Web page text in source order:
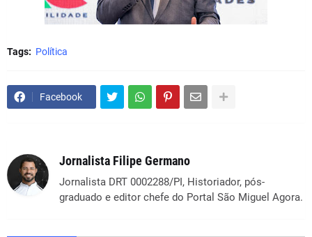
Tags: Política
Facebook
Jornalista Filipe Germano
Jornalista DRT 0002288/PI, Historiador, pós-
graduado e editor chefe do Portal São Miguel Agora.